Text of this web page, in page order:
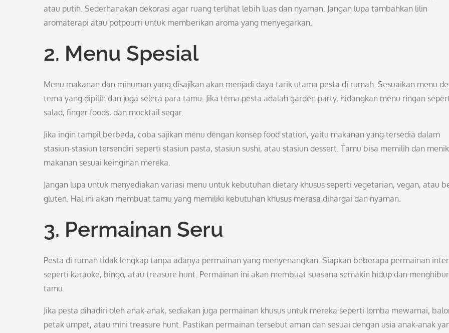
atau putih. Sederhanakan dekorasi agar ruang terlihat lebih luas dan nyaman. Jangan lupa tambahkan lilin
aromaterapi atau potpourri untuk memberikan aroma yang menyegarkan.
2. Menu Spesial
Menu makanan dan minuman yang disajikan akan menjadi daya tarik utama pesta di rumah. Sesuaikan menu
tema yang dipilih dan juga selera para tamu. Jika tema pesta adalah garden party, hidangkan menu ringan
salad, finger foods, dan mocktail segar.
Jika ingin tampil berbeda, coba sajikan menu dengan konsep food station, yaitu makanan yang tersedia dalam
stasiun-stasiun tersendiri seperti stasiun pasta, stasiun sushi, atau stasiun dessert. Tamu bisa memilih dan
makanan sesuai keinginan mereka.
Jangan lupa untuk menyediakan variasi menu untuk kebutuhan dietary khusus seperti vegetarian, vegan, atau
gluten. Hal ini akan membuat tamu yang memiliki kebutuhan khusus merasa dihargai dan nyaman.
3. Permainan Seru
Pesta di rumah tidak lengkap tanpa adanya permainan yang menyenangkan. Siapkan beberapa permainan
seperti karaoke, bingo, atau treasure hunt. Permainan ini akan membuat suasana semakin hidup dan
tamu.
Jika pesta dihadiri oleh anak-anak, sediakan juga permainan khusus untuk mereka seperti lomba mewarnai,
petak umpet, atau mini treasure hunt. Pastikan permainan tersebut aman dan sesuai dengan usia anak-anak